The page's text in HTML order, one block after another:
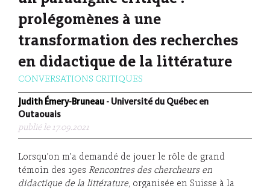
prolégomènes à une
transformation des recherches
en didactique de la littérature
CONVERSATIONS CRITIQUES
Judith Émery-Bruneau - Université du Québec en
Outaouais
publié le 17.09.2021
Lorsqu’on m’a demandé de jouer le rôle de grand
témoin des 19es Rencontres des chercheurs en
didactique de la littérature, organisée en Suisse à la